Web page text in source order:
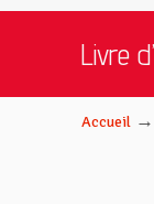
Livre
Accueil →